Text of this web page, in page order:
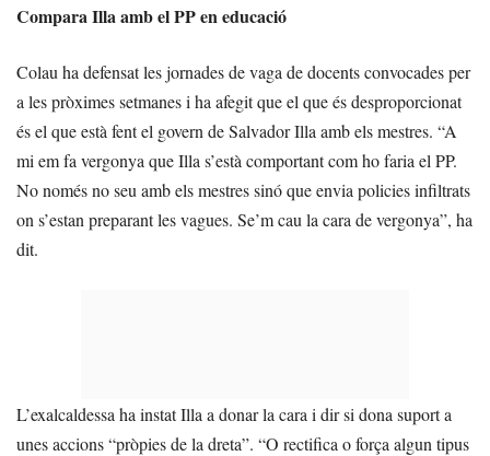
Compara Illa amb el PP en educació
Colau ha defensat les jornades de vaga de docents convocades per
a les pròximes setmanes i ha afegit que el que és desproporcionat
és el que està fent el govern de Salvador Illa amb els mestres. “A
mi em fa vergonya que Illa s’està comportant com ho faria el PP.
No només no seu amb els mestres sinó que envia policies infiltrats
on s’estan preparant les vagues. Se’m cau la cara de vergonya”, ha
dit.
L’exalcaldessa ha instat Illa a donar la cara i dir si dona suport a
unes accions “pròpies de la dreta”. “O rectifica o força algun tipus